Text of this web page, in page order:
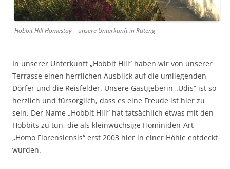
Hobbit Hill Homestay – unsere Unterkunft in Ruteng
In unserer Unterkunft „Hobbit Hill“ haben wir von unserer
Terrasse einen herrlichen Ausblick auf die umliegenden
Dörfer und die Reisfelder. Unsere Gastgeberin „Udis“ ist so
herzlich und fürsorglich, dass es eine Freude ist hier zu
sein. Der Name „Hobbit Hill“ hat tatsächlich etwas mit den
Hobbits zu tun, die als kleinwüchsige Hominiden-Art
„Homo Florensiensis“ erst 2003 hier in einer Höhle entdeckt
wurden.